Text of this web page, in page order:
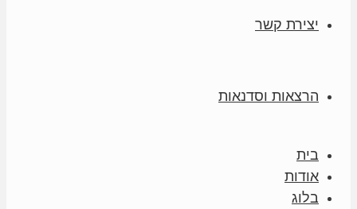
יצירת קשר
הרצאות וסדנאות
בית
אודות
בלוג